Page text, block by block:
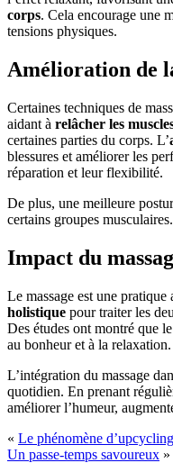
corps. Cela encourage une
tensions physiques.
Amélioration de
Certaines techniques de
aidant à relâcher les
certaines parties du corps. L’
blessures et améliorer les
réparation et leur flexibilité.
De plus, une meilleure
certains groupes
Impact du
Le massage est une pratique
holistique pour traiter les
Des études ont montré que
au bonheur et à la
L’intégration du massage
quotidien. En prenant
améliorer l’humeur,
« Le phénomène
Un passe-temps savoureux »